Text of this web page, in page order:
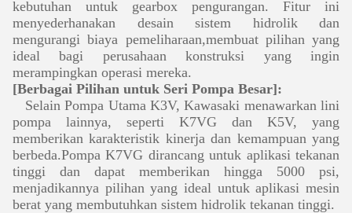
kebutuhan untuk gearbox pengurangan. Fitur ini
menyederhanakan desain sistem hidrolik dan
mengurangi biaya pemeliharaan,membuat pilihan yang
ideal bagi perusahaan konstruksi yang ingin
merampingkan operasi mereka.
[Berbagai Pilihan untuk Seri Pompa Besar]:
Selain Pompa Utama K3V, Kawasaki menawarkan lini
pompa lainnya, seperti K7VG dan K5V, yang
memberikan karakteristik kinerja dan kemampuan yang
berbeda.Pompa K7VG dirancang untuk aplikasi tekanan
tinggi dan dapat memberikan hingga 5000 psi,
menjadikannya pilihan yang ideal untuk aplikasi mesin
berat yang membutuhkan sistem hidrolik tekanan tinggi.